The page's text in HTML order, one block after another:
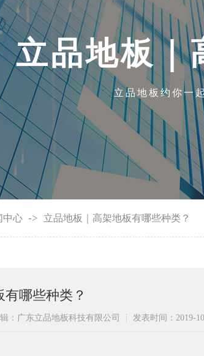
立品地板 ｜
立品地板约你一
中心 -> 立品地板｜高架地板有哪些种类？
哪些种类？
：广东立品地板科技有限公司 发表时间：2019-